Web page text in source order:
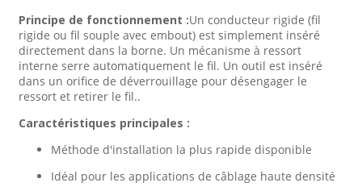
Principe de fonctionnement :Un conducteur rigide (fil
rigide ou fil souple avec embout) est simplement inséré
directement dans la borne. Un mécanisme à ressort
interne serre automatiquement le fil. Un outil est inséré
dans un orifice de déverrouillage pour désengager le
ressort et retirer le fil..
Caractéristiques principales :
Méthode d'installation la plus rapide disponible
Idéal pour les applications de câblage haute densité